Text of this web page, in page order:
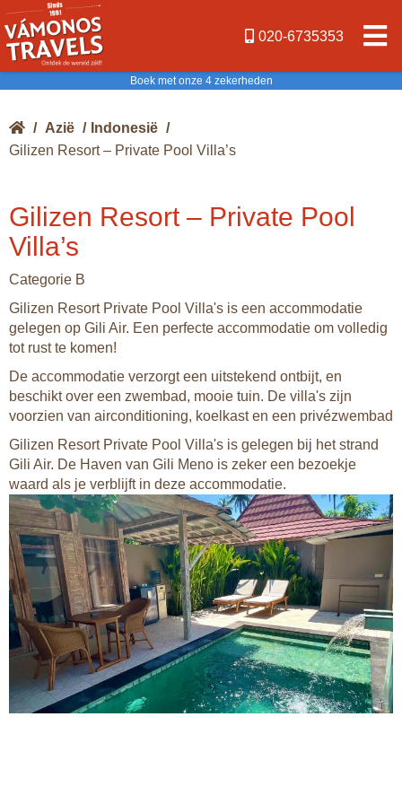
020-6735353
Boek met onze 4 zekerheden
/ Azië / Indonesië /
Gilizen Resort – Private Pool Villa’s
Gilizen Resort – Private Pool
Villa’s
Categorie B
Gilizen Resort Private Pool Villa's is een accommodatie
gelegen op Gili Air. Een perfecte accommodatie om volledig
tot rust te komen!
De accommodatie verzorgt een uitstekend ontbijt, en
beschikt over een zwembad, mooie tuin. De villa's zijn
voorzien van airconditioning, koelkast en een privézwembad
Gilizen Resort Private Pool Villa's is gelegen bij het strand
Gili Air. De Haven van Gili Meno is zeker een bezoekje
waard als je verblijft in deze accommodatie.